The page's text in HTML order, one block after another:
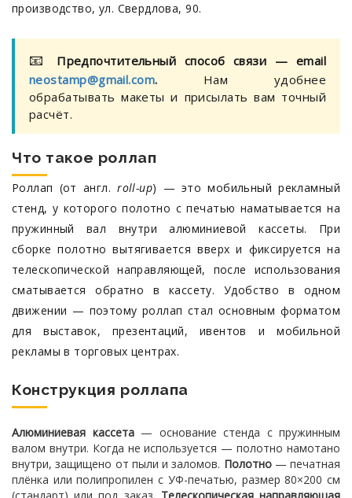
производство, ул. Свердлова, 90.
📧
Предпочтительный способ связи — email
neostamp@gmail.com. Нам удобнее
обрабатывать макеты и присылать вам точный
расчёт.
Что такое роллап
Роллап (от англ.roll-up) — это мобильный рекламный
стенд, у которого полотно с печатью наматывается на
пружинный вал внутри алюминиевой кассеты. При
сборке полотно вытягивается вверх и фиксируется на
телескопической направляющей, после использования
сматывается обратно в кассету. Удобство в одном
движении — поэтому роллап стал основным форматом
для выставок, презентаций, ивентов и мобильной
рекламы в торговых центрах.
Конструкция роллапа
Алюминиевая кассета— основание стенда с пружинным
валом внутри. Когда не используется — полотно намотано
внутри, защищено от пыли и заломов. Полотно— печатная
плёнка или полипропилен с УФ-печатью, размер 80×200 см